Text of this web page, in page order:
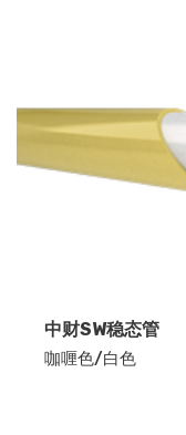
中财SW稳态管
咖喱色/白色